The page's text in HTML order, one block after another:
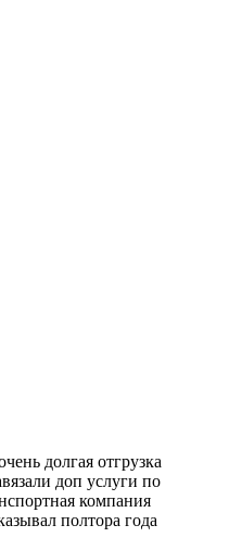
долгая отгрузка
доп услуги по
компания
полтора года